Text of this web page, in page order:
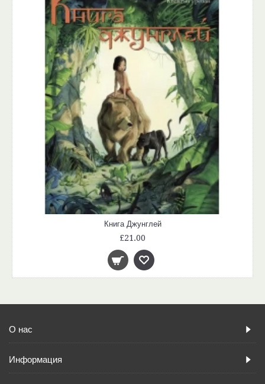
Книга Джунглей
£21.00
О нас
Информация